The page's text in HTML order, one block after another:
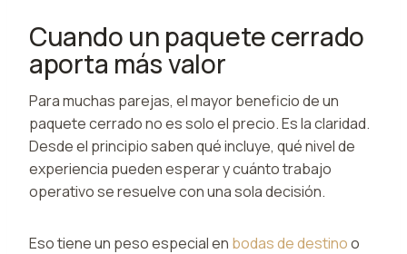
Cuando un paquete cerrado
aporta más valor
Para muchas parejas, el mayor beneficio de un
paquete cerrado no es solo el precio. Es la claridad.
Desde el principio saben qué incluye, qué nivel de
experiencia pueden esperar y cuánto trabajo
operativo se resuelve con una sola decisión.
Eso tiene un peso especial en bodas de destinoo